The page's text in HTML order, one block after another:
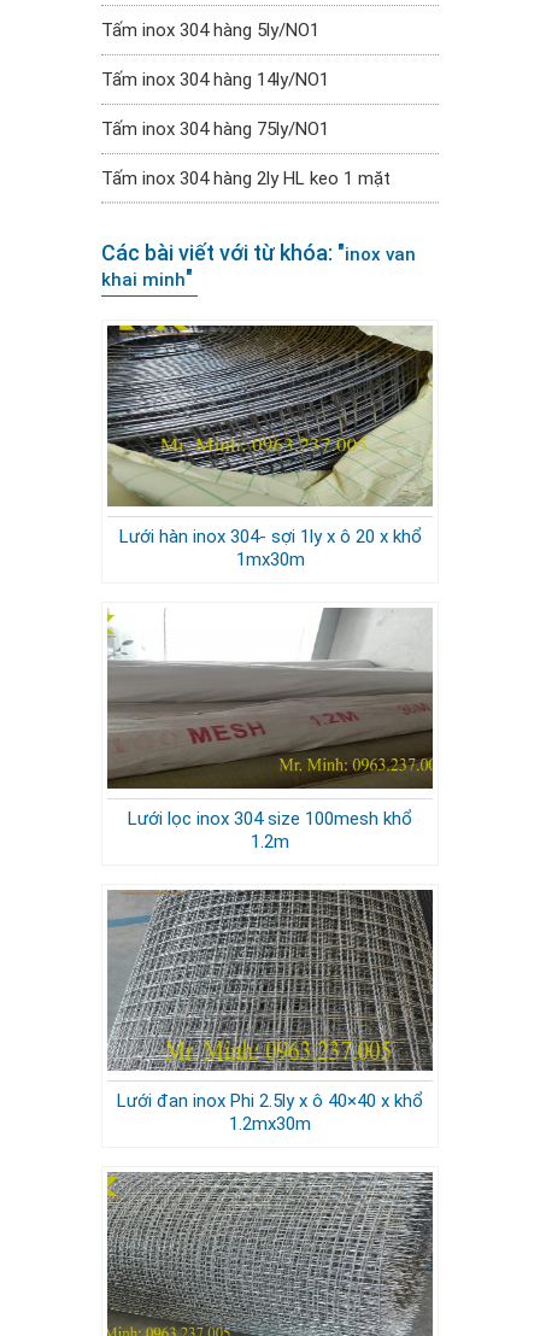
Tấm inox 304 hàng 5ly/NO1
Tấm inox 304 hàng 14ly/NO1
Tấm inox 304 hàng 75ly/NO1
Tấm inox 304 hàng 2ly HL keo 1 mặt
Các bài viết với từ khóa: "inox van
khai minh"
Lưới hàn inox 304- sợi 1ly x ô 20 x khổ
1mx30m
Lưới lọc inox 304 size 100mesh khổ
1.2m
Lưới đan inox Phi 2.5ly x ô 40×40 x khổ
1.2mx30m